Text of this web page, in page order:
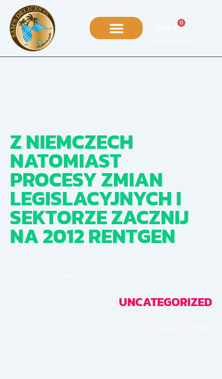
€ 0
Z NIEMCZECH
NATOMIAST
PROCESY ZMIAN
LEGISLACYJNYCH I
SEKTORZE ZACZNIJ
NA 2012 RENTGEN
UNCATEGORIZED